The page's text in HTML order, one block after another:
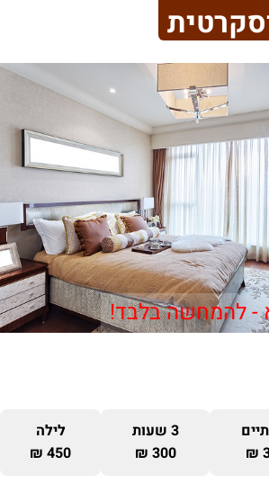
- להמחשה בלבד!
3 שעות
300 ₪
לילה
450 ₪